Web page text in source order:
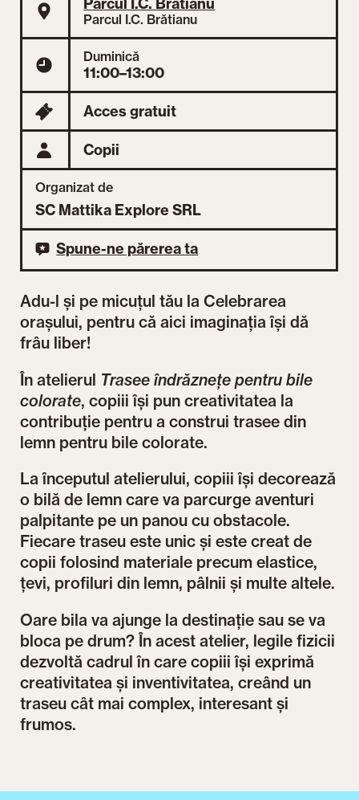
Adu-l și pe micuțul tău la Celebrarea
orașului, pentru că aici imaginația își dă
frâu liber!
În atelierul Trasee îndrăznețe pentru bile
colorate, copiii își pun creativitatea la
contribuție pentru a construi trasee din
lemn pentru bile colorate.
La începutul atelierului, copiii își decorează
o bilă de lemn care va parcurge aventuri
palpitante pe un panou cu obstacole.
Fiecare traseu este unic și este creat de
copii folosind materiale precum elastice,
țevi, profiluri din lemn, pâlnii și multe altele.
Oare bila va ajunge la destinație sau se va
bloca pe drum? În acest atelier, legile fizicii
dezvoltă cadrul în care copiii își exprimă
creativitatea și inventivitatea, creând un
traseu cât mai complex, interesant și
frumos.
Parcul I.C. Brătianu
Parcul I.C. Brătianu
Duminică
11:00–13:00
Acces gratuit
Copii
Organizat de
SC Mattika Explore SRL
Spune-ne părerea ta